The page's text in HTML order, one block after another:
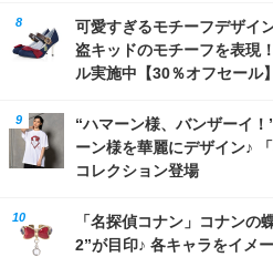
可愛すぎるモチーフデザイ
盗キッドのモチーフを表現
ル実施中【30％オフセール】
“ハマーン様、バンザーイ
ーン様を華麗にデザイン♪
コレクション登場
「名探偵コナン」コナンの
2”が目印♪ 各キャラをイメ